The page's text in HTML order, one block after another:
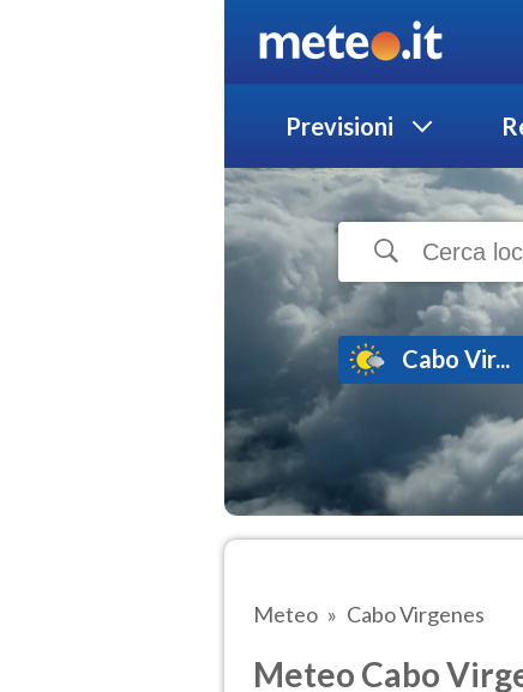
Previsioni
Cabo Vir...
Meteo Cabo Virgenes
Meteo Cabo